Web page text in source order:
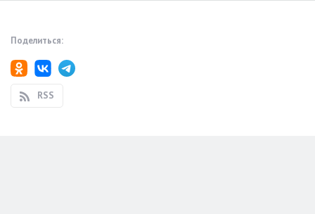
Поделиться:
RSS